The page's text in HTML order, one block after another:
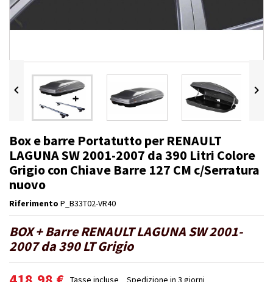
 
Box e barre Portatutto per RENAULT
LAGUNA SW 2001-2007 da 390 Litri Colore
Grigio con Chiave Barre 127 CM c/Serratura
nuovo
Riferimento P_B33T02-VR40
BOX + Barre RENAULT LAGUNA SW 2001-
2007 da 390 LT Grigio